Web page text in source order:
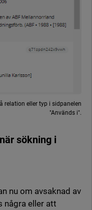
relation eller typ i sidpanelen
"Används i".
sökning i
nu om avsaknad av
några eller att